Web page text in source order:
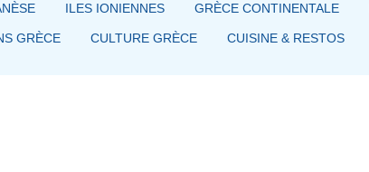
ILES IONIENNES GRÈCE CONTINENTALE
GRÈCE CULTURE GRÈCE CUISINE & RESTOS